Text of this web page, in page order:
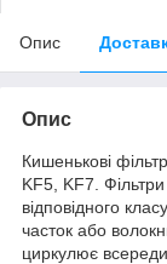
Опис
Опис
Кишенькові
KF5, KF7.
відповідного
часток або
циркулює